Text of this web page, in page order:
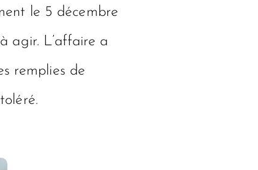
le 5 décembre
agir. L’affaire a
remplies de